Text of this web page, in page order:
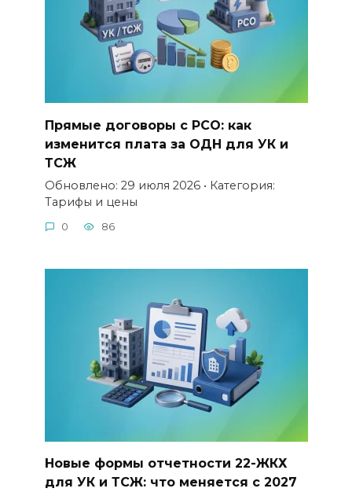
Прямые договоры с РСО: как
изменится плата за ОДН для УК и
ТСЖ
Обновлено: 29 июля 2026 • Категория:
Тарифы и цены
0 86
Новые формы отчетности 22-ЖКХ
для УК и ТСЖ: что меняется с 2027